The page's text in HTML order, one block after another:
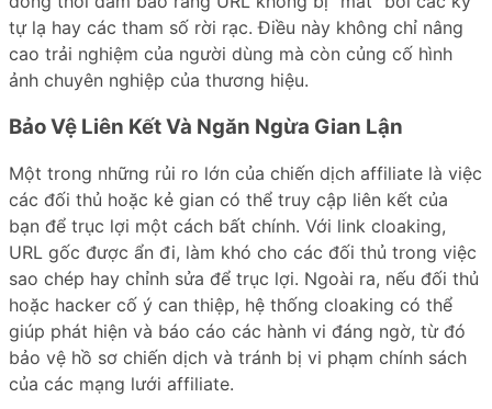
tự lạ hay các tham số rời rạc. Điều này không chỉ nâng
cao trải nghiệm của người dùng mà còn củng cố hình
ảnh chuyên nghiệp của thương hiệu.
Bảo Vệ Liên Kết Và Ngăn Ngừa Gian Lận
Một trong những rủi ro lớn của chiến dịch affiliate là việc
các đối thủ hoặc kẻ gian có thể truy cập liên kết của
bạn để trục lợi một cách bất chính. Với link cloaking,
URL gốc được ẩn đi, làm khó cho các đối thủ trong việc
sao chép hay chỉnh sửa để trục lợi. Ngoài ra, nếu đối thủ
hoặc hacker cố ý can thiệp, hệ thống cloaking có thể
giúp phát hiện và báo cáo các hành vi đáng ngờ, từ đó
bảo vệ hồ sơ chiến dịch và tránh bị vi phạm chính sách
của các mạng lưới affiliate.